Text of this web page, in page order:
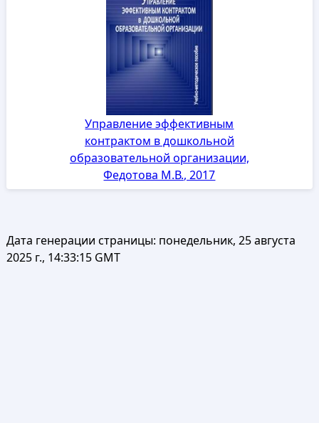
Управление эффективным
контрактом в дошкольной
образовательной организации,
Федотова М.В., 2017
Дата генерации страницы: понедельник, 25 августа
2025 г., 14:33:15 GMT